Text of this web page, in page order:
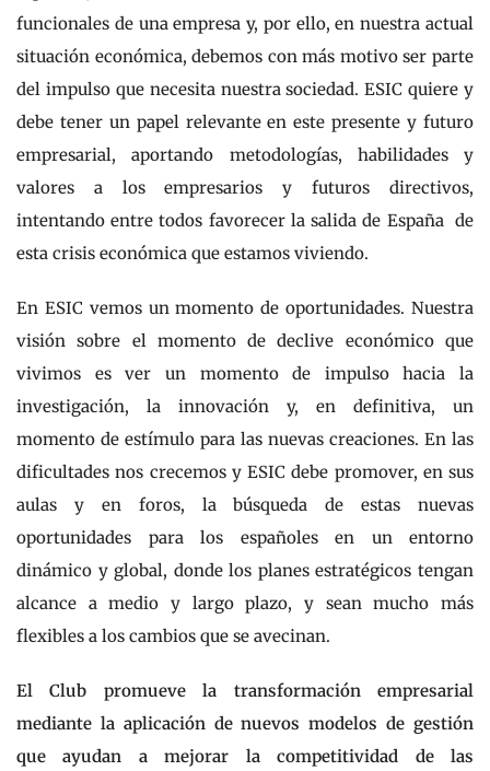
funcionales de una empresa y, por ello, en nuestra actual
situación económica, debemos con más motivo ser parte
del impulso que necesita nuestra sociedad. ESIC quiere y
debe tener un papel relevante en este presente y futuro
empresarial, aportando metodologías, habilidades y
valores a los empresarios y futuros directivos,
intentando entre todos favorecer la salida de España de
esta crisis económica que estamos viviendo.
En ESIC vemos un momento de oportunidades. Nuestra
visión sobre el momento de declive económico que
vivimos es ver un momento de impulso hacia la
investigación, la innovación y, en definitiva, un
momento de estímulo para las nuevas creaciones. En las
dificultades nos crecemos y ESIC debe promover, en sus
aulas y en foros, la búsqueda de estas nuevas
oportunidades para los españoles en un entorno
dinámico y global, donde los planes estratégicos tengan
alcance a medio y largo plazo, y sean mucho más
flexibles a los cambios que se avecinan.
El Club promueve la transformación empresarial
mediante la aplicación de nuevos modelos de gestión
que ayudan a mejorar la competitividad de las